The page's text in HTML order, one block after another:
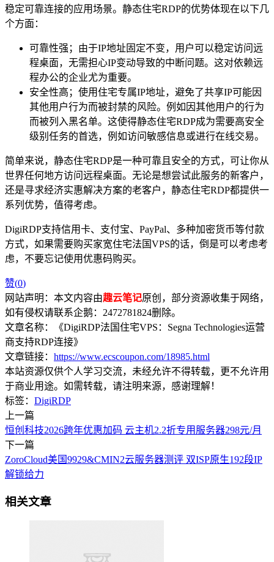
稳定可靠连接的应用场景。静态住宅RDP的优势体现在以下几
个方面：
可靠性强；由于IP地址固定不变，用户可以稳定访问远
程桌面，无需担心IP变动导致的中断问题。这对依赖远
程办公的企业尤为重要。
安全性高；使用住宅专属IP地址，避免了共享IP可能因
其他用户行为而被封禁的风险。例如因其他用户的行为
而被列入黑名单。这使得静态住宅RDP成为需要高安全
级别任务的首选，例如访问敏感信息或进行在线交易。
简单来说，静态住宅RDP是一种可靠且安全的方式，可让你从
世界任何地方访问远程桌面。无论是想尝试此服务的新客户，
还是寻求经济实惠解决方案的老客户，静态住宅RDP都提供一
系列优势，值得考虑。
DigiRDP支持信用卡、支付宝、PayPal、多种加密货币等付款
方式，如果需要购买家宽住宅法国VPS的话，倒是可以考虑考
虑，不要忘记使用优惠码购买。
赞(0)
网站声明：本文内容由趣云笔记原创，部分资源收集于网络，
如有侵权请联系企鹅：2472781824删除。
文章名称：《DigiRDP法国住宅VPS：Segna Technologies运营
商支持RDP连接》
文章链接： https://www.ecscoupon.com/18985.html
本站资源仅供个人学习交流，未经允许不得转载，更不允许用
于商业用途。如需转载，请注明来源，感谢理解！
标签： DigiRDP
上一篇
恒创科技2026跨年优惠加码 云主机2.2折专用服务器298元/月
下一篇
ZoroCloud美国9929&CMIN2云服务器测评 双ISP原生192段IP
解锁给力
相关文章